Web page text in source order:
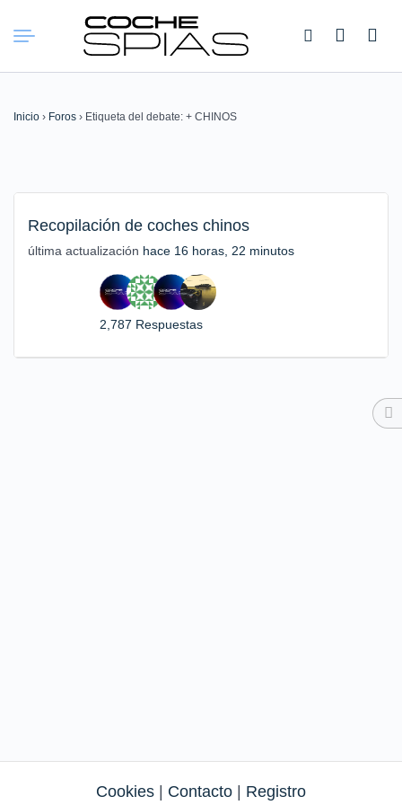
Buscar:
Inicio › Foros › Etiqueta del debate: + CHINOS
Recopilación de coches chinos
última actualización hace 16 horas, 22 minutos
2,787 Respuestas
Cookies Contacto Registro